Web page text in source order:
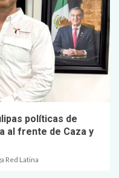
políticas de
al frente de Caza y
Red Latina